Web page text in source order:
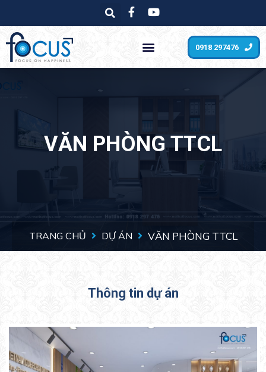
0918 297476
VĂN PHÒNG TTCL
TRANG CHỦ DỰ ÁN VĂN PHÒNG TTCL
Thông tin dự án